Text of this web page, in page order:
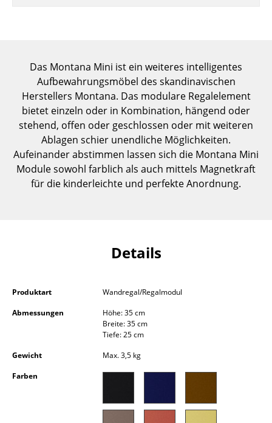
Aufbewahren
Regale & Schränke
Bücherregale
Wandregale
Sideboards & Kommoden
Kleinaufbewahrung
... alle Aufbewahrungsmöbel
Hängeleuchten & Deckenleuchten
Das Montana Mini ist ein weiteres intelligentes
Aufbewahrungsmöbel des skandinavischen
Herstellers Montana. Das modulare Regalelement
bietet einzeln oder in Kombination, hängend oder
stehend, offen oder geschlossen oder mit weiteren
Ablagen schier unendliche Möglichkeiten.
Aufeinander abstimmen lassen sich die Montana Mini
Module sowohl farblich als auch mittels Magnetkraft
für die kinderleichte und perfekte Anordnung.
Details
Produktart
Wandregal/Regalmodul
Abmessungen
Höhe: 35 cm
Breite: 35 cm
Tiefe: 25 cm
Gewicht
Max. 3,5 kg
Farben